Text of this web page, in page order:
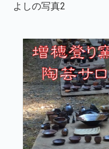
よしの写真2